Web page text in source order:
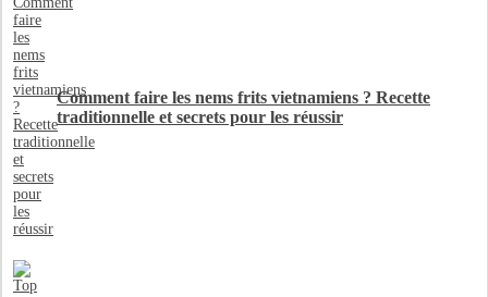
Comment faire les nems frits vietnamiens ? Recette
traditionnelle et secrets pour les réussir